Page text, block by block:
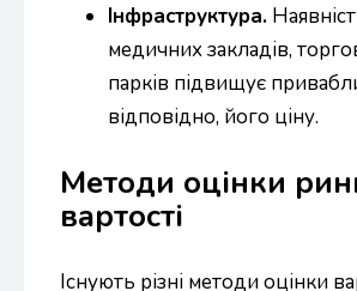
Інфраструктура.
медичних закладів,
парків підвищує
відповідно, його ціну.
Методи оцінки
вартості
Існують різні методи оцінки